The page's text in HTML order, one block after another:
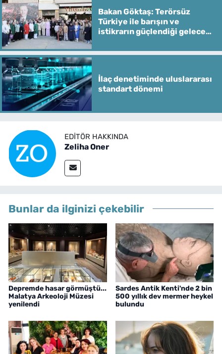
Bakan Göktaş: Terörsüz
Türkiye ile barışın ve
istikrarın güçlendiği gelecek
İlaç denetiminde uluslararası
standart dönemi
EDITÖR HAKKINDA
Zeliha Oner
Bunlar da ilginizi çekebilir
Depremde hasar görmüştü...
Malatya Arkeoloji Müzesi
yenilendi
Sardes Antik Kenti'nde 2 bin
500 yıllık dev mermer heykel
bulundu